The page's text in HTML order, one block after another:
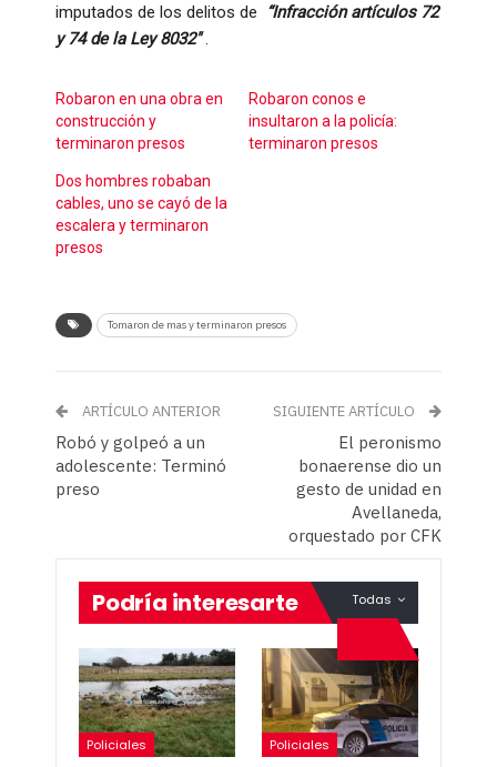
imputados de los delitos de
“Infracción artículos 72
y 74 de la Ley 8032″.
Robaron en una obra en
construcción y
terminaron presos
Robaron conos e
insultaron a la policía:
terminaron presos
Dos hombres robaban
cables, uno se cayó de la
escalera y terminaron
presos
Tomaron de mas y terminaron presos
ARTÍCULO ANTERIOR
Robó y golpeó a un
adolescente: Terminó
preso
SIGUIENTE ARTÍCULO
El peronismo
bonaerense dio un
gesto de unidad en
Avellaneda,
orquestado por CFK
Todas
Podría interesarte
Policiales Policiales